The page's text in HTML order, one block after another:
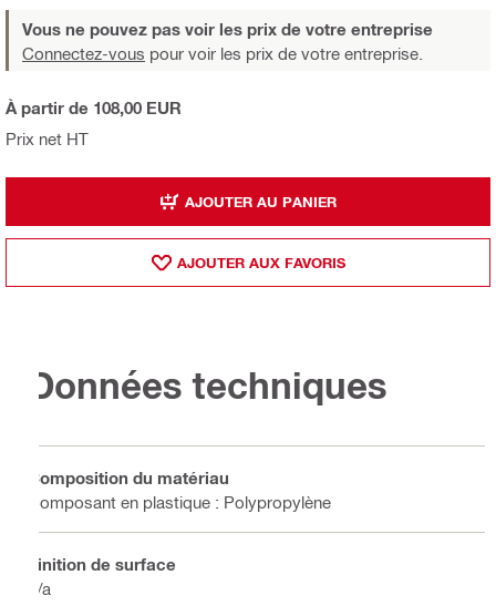
Vous ne pouvez pas voir les prix de votre entreprise
Connectez-vous pour voir les prix de votre entreprise.
Prix net HT
À partir de 108,00 EUR
AJOUTER AU PANIER
AJOUTER AUX FAVORIS
Données techniques
Composition du matériau
Composant en plastique : Polypropylène
Finition de surface
n/a